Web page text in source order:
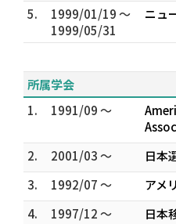
5.
1999/01/19 ～
1999/05/31
ニュ
所属学会
1.
1991/09 ～
2.
2001/03 ～
日本
3.
1992/07 ～
アメ
4.
1997/12 ～
日本